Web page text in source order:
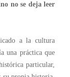
no se deja leer
a la cultura
una práctica que
particular,